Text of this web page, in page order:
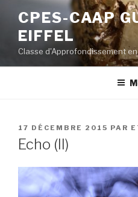
contenu
principal
CPES-CAAP
EIFFEL
Classe d'Approfondissement
PUBLIÉ
LE
17 DÉCEMBRE 2015 PAR
Echo (II)